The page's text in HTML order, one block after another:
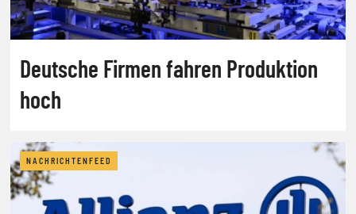
Deutsche Firmen fahren Produktion
hoch
NACHRICHTENFEED